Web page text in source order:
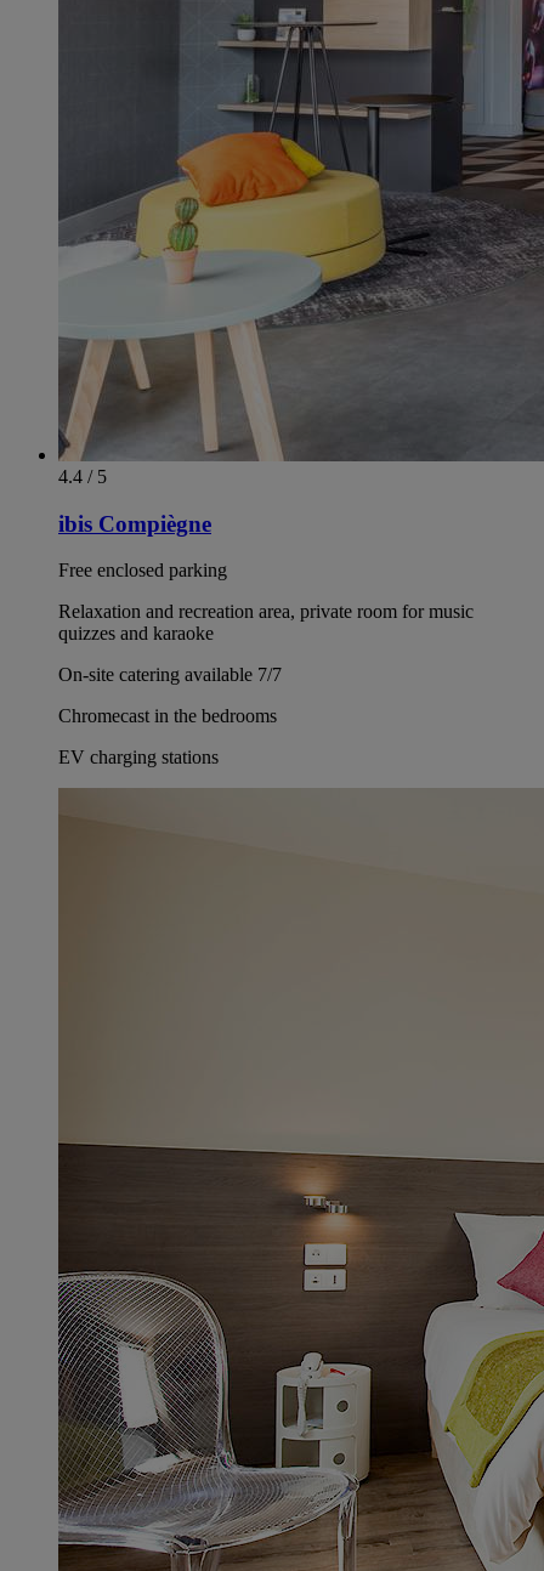
4.4 / 5
ibis Compiègne
Free enclosed parking
Relaxation and recreation area, private room for music
quizzes and karaoke
On-site catering available 7/7
Chromecast in the bedrooms
EV charging stations